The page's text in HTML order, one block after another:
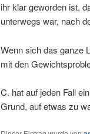
ihr klar geworden ist,
unterwegs war, nach
Wenn sich das ganze
mit den
C. hat auf jeden Fall
Grund, auf etwas zu